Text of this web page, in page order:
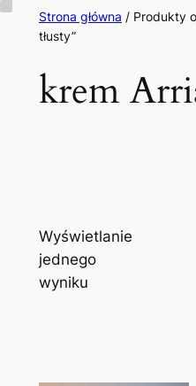
PrzejdźStrona główna / Produkty
tłusty”
krem
Wyświetlanie
jednego
wyniku